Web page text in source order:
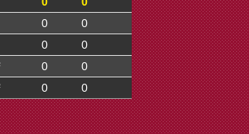
0 0
0 0
0 0
0 0